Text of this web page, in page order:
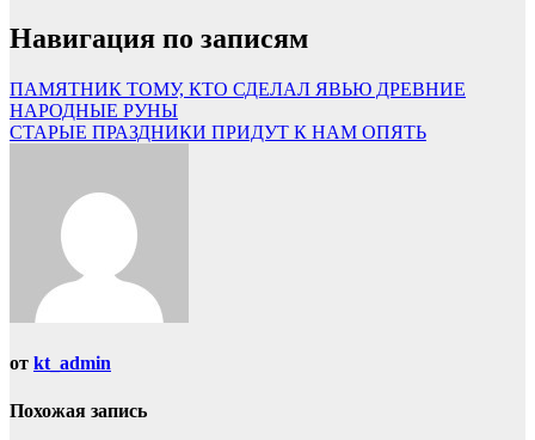
Навигация по записям
ПАМЯТНИК ТОМУ, КТО СДЕЛАЛ ЯВЬЮ ДРЕВНИЕ
НАРОДНЫЕ РУНЫ
СТАРЫЕ ПРАЗДНИКИ ПРИДУТ К НАМ ОПЯТЬ
от kt_admin
Похожая запись